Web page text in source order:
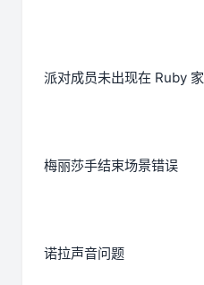
派对成员未出现在 Ruby
梅丽莎手结束场景错误
诺拉声音问题